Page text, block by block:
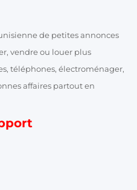
de petites annonces
vendre ou louer plus
téléphones, électroménager,
affaires partout en